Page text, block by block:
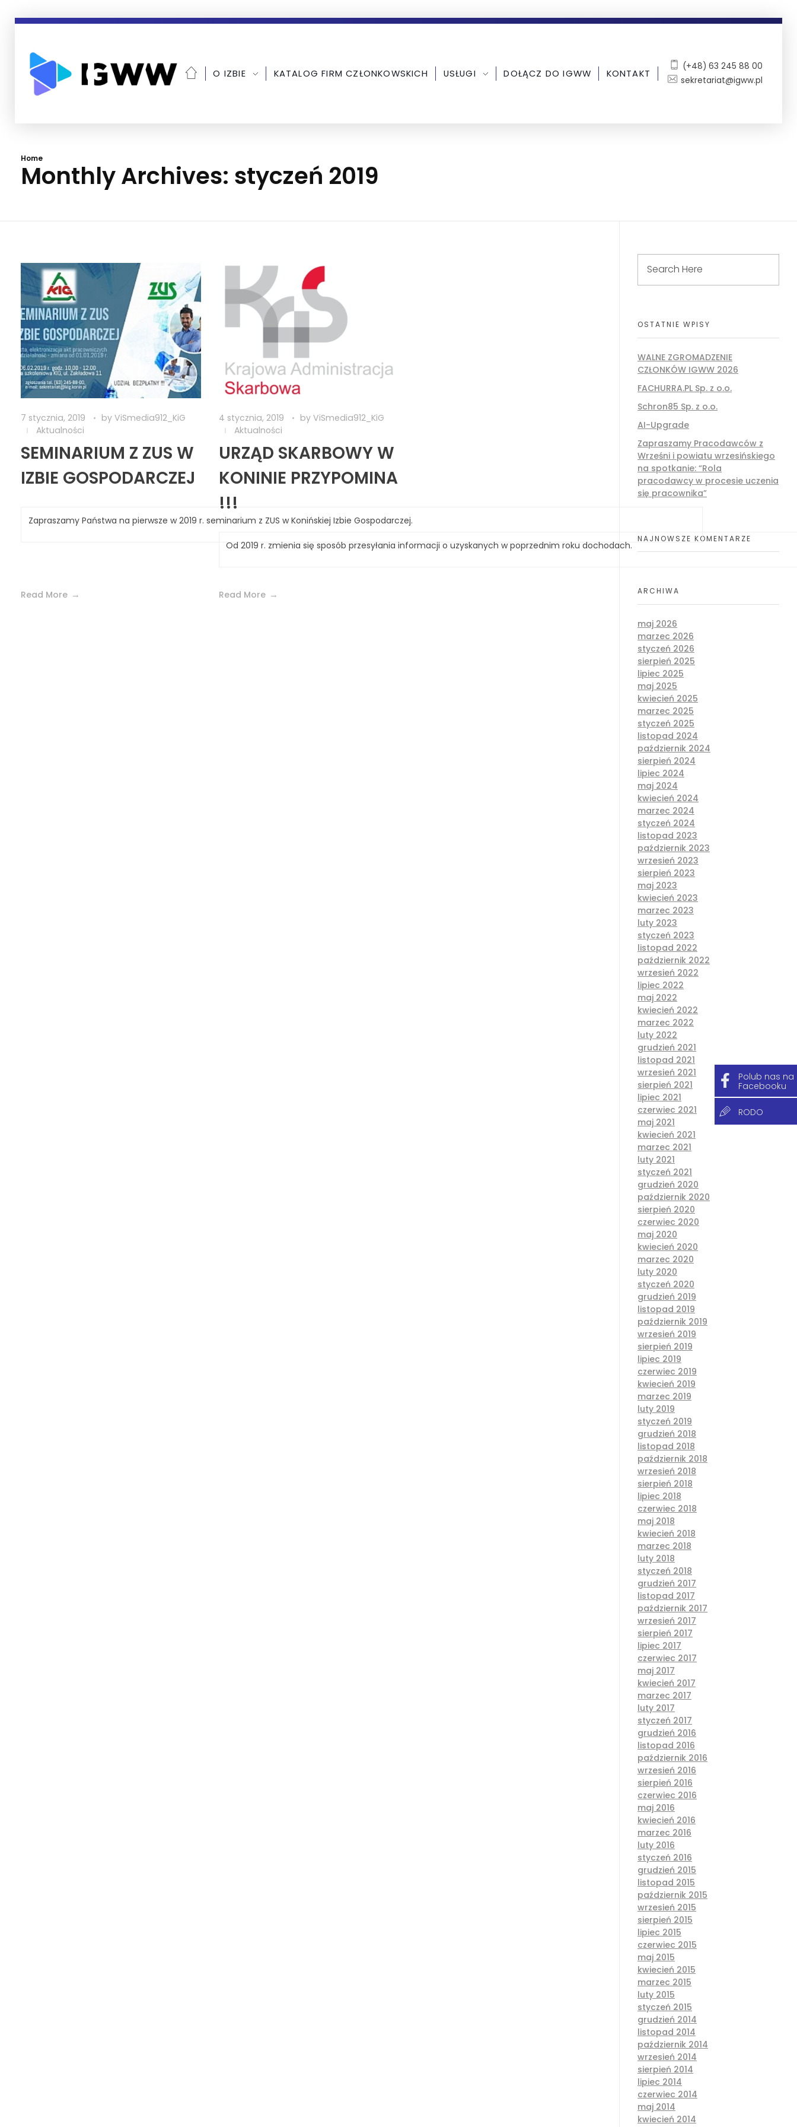
O IZBIE KATALOG FIRM CZŁONKOWSKICH USŁUGI DOŁĄCZ DO IGWW KONTAKT
(+48) 63 245 88 00
sekretariat@igww.pl
Polub nas na
Facebooku
RODO
Home
Monthly Archives: styczeń 2019
7 stycznia, 2019 by ViSmedia912_KiG
Aktualności
SEMINARIUM Z ZUS W
IZBIE GOSPODARCZEJ
Zapraszamy Państwa na pierwsze w 2019 r. seminarium z ZUS w Konińskiej Izbie Gospodarczej.
Read More
4 stycznia, 2019 by ViSmedia912_KiG
Aktualności
URZĄD SKARBOWY W
KONINIE PRZYPOMINA
!!!
Od 2019 r. zmienia się sposób przesyłania informacji o uzyskanych w poprzednim roku dochodach.
Read More
OSTATNIE WPISY
WALNE ZGROMADZENIE
CZŁONKÓW IGWW 2026
FACHURRA.PL Sp. z o.o.
Schron85 Sp. z o.o.
AI-Upgrade
Zapraszamy Pracodawców z
Wrześni i powiatu wrzesińskiego
na spotkanie: “Rola
pracodawcy w procesie uczenia
się pracownika”
NAJNOWSZE KOMENTARZE
ARCHIWA
maj 2026
marzec 2026
styczeń 2026
sierpień 2025
lipiec 2025
maj 2025
kwiecień 2025
marzec 2025
styczeń 2025
listopad 2024
październik 2024
sierpień 2024
lipiec 2024
maj 2024
kwiecień 2024
marzec 2024
styczeń 2024
listopad 2023
październik 2023
wrzesień 2023
sierpień 2023
maj 2023
kwiecień 2023
marzec 2023
luty 2023
styczeń 2023
listopad 2022
październik 2022
wrzesień 2022
lipiec 2022
maj 2022
kwiecień 2022
marzec 2022
luty 2022
grudzień 2021
listopad 2021
wrzesień 2021
sierpień 2021
lipiec 2021
czerwiec 2021
maj 2021
kwiecień 2021
marzec 2021
luty 2021
styczeń 2021
grudzień 2020
październik 2020
sierpień 2020
czerwiec 2020
maj 2020
kwiecień 2020
marzec 2020
luty 2020
styczeń 2020
grudzień 2019
listopad 2019
październik 2019
wrzesień 2019
sierpień 2019
lipiec 2019
czerwiec 2019
kwiecień 2019
marzec 2019
luty 2019
styczeń 2019
grudzień 2018
listopad 2018
październik 2018
wrzesień 2018
sierpień 2018
lipiec 2018
czerwiec 2018
maj 2018
kwiecień 2018
marzec 2018
luty 2018
styczeń 2018
grudzień 2017
listopad 2017
październik 2017
wrzesień 2017
sierpień 2017
lipiec 2017
czerwiec 2017
maj 2017
kwiecień 2017
marzec 2017
luty 2017
styczeń 2017
grudzień 2016
listopad 2016
październik 2016
wrzesień 2016
sierpień 2016
czerwiec 2016
maj 2016
kwiecień 2016
marzec 2016
luty 2016
styczeń 2016
grudzień 2015
listopad 2015
październik 2015
wrzesień 2015
sierpień 2015
lipiec 2015
czerwiec 2015
maj 2015
kwiecień 2015
marzec 2015
luty 2015
styczeń 2015
grudzień 2014
listopad 2014
październik 2014
wrzesień 2014
sierpień 2014
lipiec 2014
czerwiec 2014
maj 2014
kwiecień 2014